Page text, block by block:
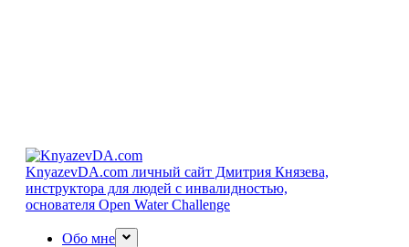
KnyazevDA.com личный сайт Дмитрия Князева,
инструктора для людей с инвалидностью,
основателя Open Water Challenge
Обо мне